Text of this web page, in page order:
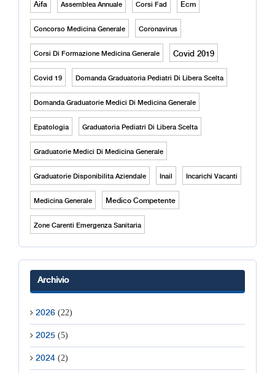
Aifa Assemblea Annuale Corsi Fad Ecm
Concorso Medicina Generale Coronavirus
Corsi Di Formazione Medicina Generale Covid 2019
Covid 19 Domanda Graduatoria Pediatri Di Libera Scelta
Domanda Graduatorie Medici Di Medicina Generale
Epatologia Graduatoria Pediatri Di Libera Scelta
Graduatorie Medici Di Medicina Generale
Graduatorie Disponibilita Aziendale Inail Incarichi Vacanti
Medicina Generale Medico Competente
Zone Carenti Emergenza Sanitaria
Archivio
2026 (22)
2025 (5)
2024 (2)